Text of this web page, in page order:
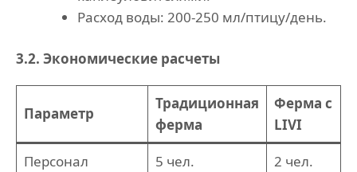
Расход воды: 200-250 мл/птицу/день.
3.2. Экономические расчеты
Параметр
Традиционная
ферма
Ферма с
LIVI
Персонал
5 чел.
2 чел.